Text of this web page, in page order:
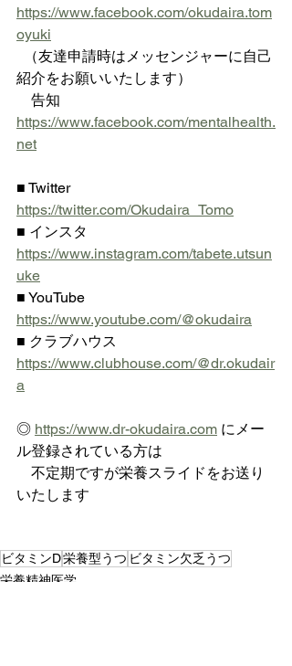
https://www.facebook.com/okudaira.tom
oyuki
紹介をお願いいたします）
    告知
https://www.facebook.com/mentalhealth.
net
■ Twitter
https://twitter.com/Okudaira_Tomo
■ インスタ
https://www.instagram.com/tabete.utsun
uke
■ YouTube
https://www.youtube.com/@okudaira
■ クラブハウス
https://www.clubhouse.com/@dr.okudair
a
◎ https://www.dr-okudaira.com にメー
ル登録されている方は
いたします
ビタミンD栄養型うつ ビタミン欠乏うつ
栄養精神医学